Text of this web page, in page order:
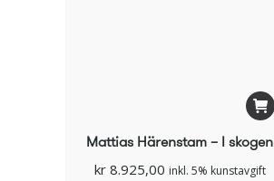
Mattias Härenstam – I skogen
kr8.925,00 inkl. 5% kunstavgift